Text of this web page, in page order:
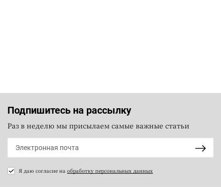
Подпишитесь на рассылку
Раз в неделю мы присылаем самые важные статьи
Я даю согласие на обработку персональных данных